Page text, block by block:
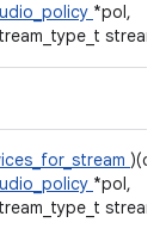
*pol,
stream)
*pol,
stream)